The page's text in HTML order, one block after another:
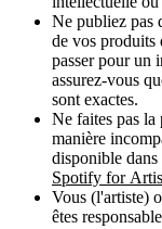
Ne publiez pas
de vos produits
passer pour un
assurez-vous
sont exactes.
Ne faites pas
manière
disponible dans
Spotify for
Vous (l'artiste)
êtes